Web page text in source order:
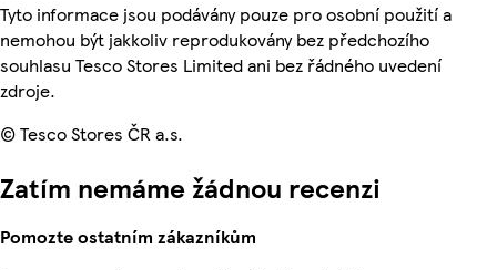
Tyto informace jsou podávány pouze pro osobní použití a
nemohou být jakkoliv reprodukovány bez předchozího
souhlasu Tesco Stores Limited ani bez řádného uvedení
zdroje.
© Tesco Stores ČR a.s.
Zatím nemáme žádnou recenzi
Pomozte ostatním zákazníkům